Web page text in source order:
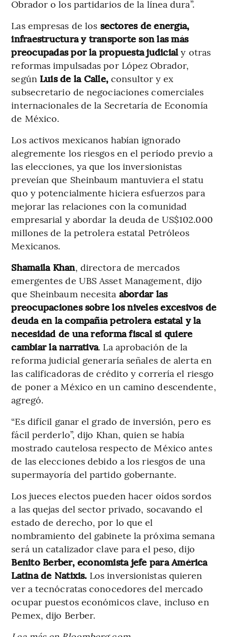
Obrador o los partidarios de la línea dura”.
Las empresas de los sectores de energía,
infraestructura y transporte son las más
preocupadas por la propuesta judicial y otras
reformas impulsadas por López Obrador,
según Luis de la Calle, consultor y ex
subsecretario de negociaciones comerciales
internacionales de la Secretaría de Economía
de México.
Los activos mexicanos habían ignorado
alegremente los riesgos en el período previo a
las elecciones, ya que los inversionistas
preveían que Sheinbaum mantuviera el statu
quo y potencialmente hiciera esfuerzos para
mejorar las relaciones con la comunidad
empresarial y abordar la deuda de US$102.000
millones de la petrolera estatal Petróleos
Mexicanos.
Shamaila Khan, directora de mercados
emergentes de UBS Asset Management, dijo
que Sheinbaum necesita abordar las
preocupaciones sobre los niveles excesivos de
deuda en la compañía petrolera estatal y la
necesidad de una reforma fiscal si quiere
cambiar la narrativa. La aprobación de la
reforma judicial generaría señales de alerta en
las calificadoras de crédito y correría el riesgo
de poner a México en un camino descendente,
agregó.
“Es difícil ganar el grado de inversión, pero es
fácil perderlo”, dijo Khan, quien se había
mostrado cautelosa respecto de México antes
de las elecciones debido a los riesgos de una
supermayoría del partido gobernante.
Los jueces electos pueden hacer oídos sordos
a las quejas del sector privado, socavando el
estado de derecho, por lo que el
nombramiento del gabinete la próxima semana
será un catalizador clave para el peso, dijo
Benito Berber, economista jefe para América
Latina de Natixis. Los inversionistas quieren
ver a tecnócratas conocedores del mercado
ocupar puestos económicos clave, incluso en
Pemex, dijo Berber.